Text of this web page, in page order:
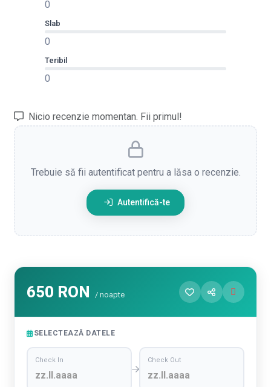
0
Slab
0
Teribil
0
Nicio recenzie momentan. Fii primul!
Trebuie să fii autentificat pentru a lăsa o recenzie.
Autentifică-te
650 RON / noapte
SELECTEAZĂ DATELE
Check In Check Out